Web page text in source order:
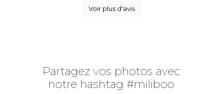
Voir plus d'avis
Partagez vos photos avec
notre hashtag #miliboo